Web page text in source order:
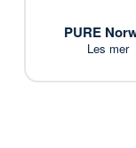
PURE
Les mer